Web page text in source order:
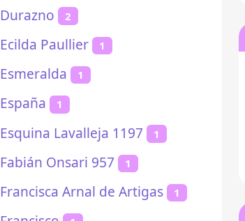
Durazno 2
Ecilda Paullier 1
Esmeralda 1
España 1
Esquina Lavalleja 1197 1
Fabián Onsari 957 1
Francisca Arnal de Artigas 1